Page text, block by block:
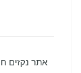
אתר נקזים